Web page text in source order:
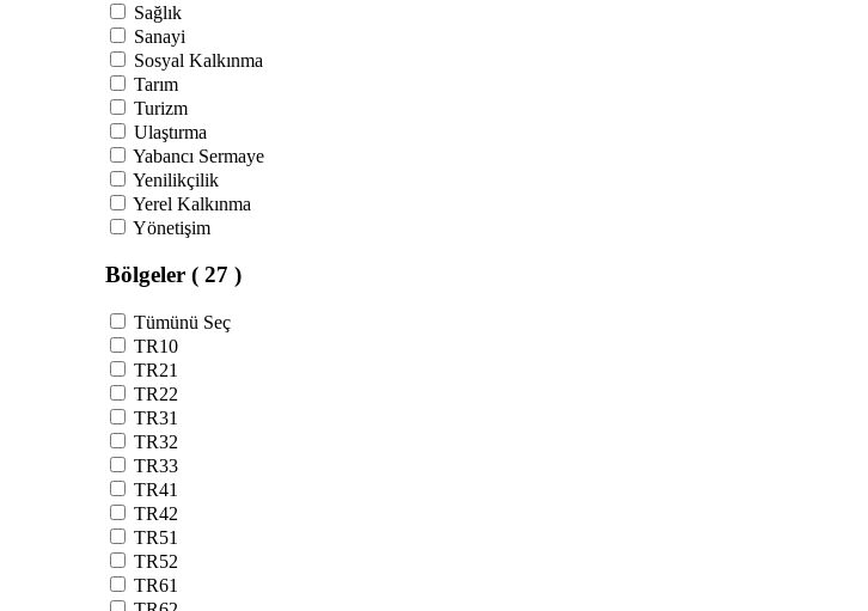
Sağlık
Sanayi
Sosyal Kalkınma
Tarım
Turizm
Ulaştırma
Yabancı Sermaye
Yenilikçilik
Yerel Kalkınma
Yönetişim
Bölgeler ( 27 )
Tümünü Seç
TR10
TR21
TR22
TR31
TR32
TR33
TR41
TR42
TR51
TR52
TR61